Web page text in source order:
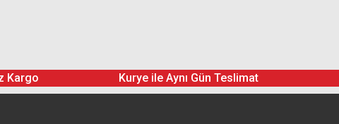
Kargo Kurye ile Aynı Gün Teslimat